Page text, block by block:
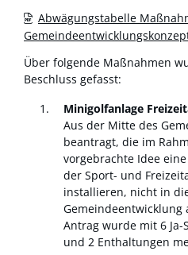
Abwägungstabelle
Über folgende Maßnahmen
Beschluss gefasst:
Minigolfanlage
Aus der Mitte des
beantragt, die im
vorgebrachte Idee
der Sport- und
installieren, nicht in
Gemeindeentwicklung
Antrag wurde mit 6
und 2 Enthaltungen